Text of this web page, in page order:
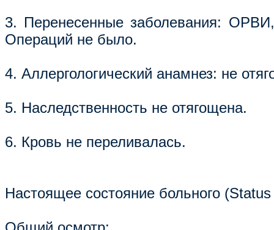
3. Перенесенные заболевания:
Операций не было.
4. Аллергологический анамнез: не
5. Наследственность не отягощена.
6. Кровь не переливалась.
Настоящее состояние больного